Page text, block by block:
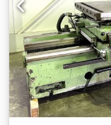
işletmenizi satmak
geçin. Daha fazla
Randevu ile
Markus Hirsch